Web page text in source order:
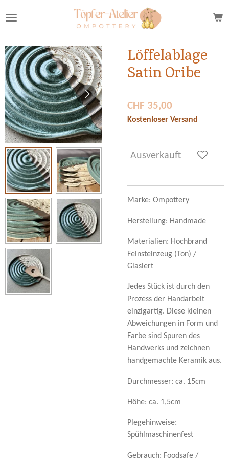
Hauptinhalt
Löffelablage
Satin Oribe
CHF 35,00
Kostenloser Versand
Ausverkauft
Marke: Ompottery
Herstellung: Handmade
Materialien: Hochbrand
Feinsteinzeug (Ton) /
Glasiert
Jedes Stück ist durch den
Prozess der Handarbeit
einzigartig. Diese kleinen
Abweichungen in Form und
Farbe sind Spuren des
Handwerks und zeichnen
handgemachte Keramik aus.
Durchmesser: ca. 15cm
Höhe: ca. 1,5cm
Plegehinweise:
Spühlmaschinenfest
Gebrauch: Foodsafe /